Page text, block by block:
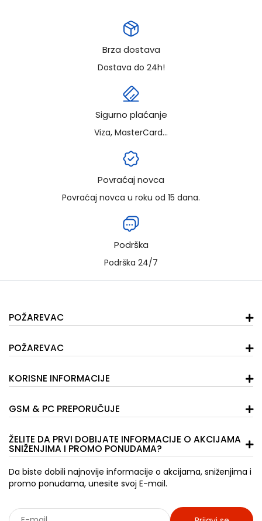
Brza dostava
Dostava do 24h!
Sigurno plaćanje
Viza, MasterCard...
Povraćaj novca
Povraćaj novca u roku od 15 dana.
Podrška
Podrška 24/7
POŽAREVAC
POŽAREVAC
KORISNE INFORMACIJE
GSM & PC PREPORUČUJE
ŽELITE DA PRVI DOBIJATE INFORMACIJE O AKCIJAMA
SNIŽENJIMA I PROMO PONUDAMA?
Da biste dobili najnovije informacije o akcijama, sniženjima i
promo ponudama, unesite svoj E-mail.